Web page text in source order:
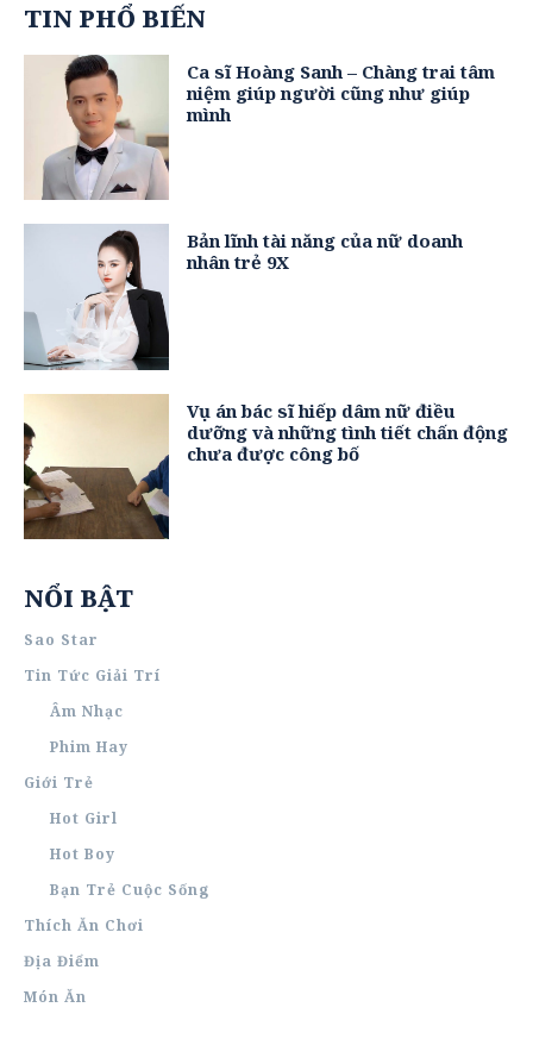
TIN PHỔ BIẾN
Ca sĩ Hoàng Sanh – Chàng trai tâm
niệm giúp người cũng như giúp
mình
Bản lĩnh tài năng của nữ doanh
nhân trẻ 9X
Vụ án bác sĩ hiếp dâm nữ điều
dưỡng và những tình tiết chấn động
chưa được công bố
NỔI BẬT
Sao Star
Tin Tức Giải Trí
Âm Nhạc
Phim Hay
Giới Trẻ
Hot Girl
Hot Boy
Bạn Trẻ Cuộc Sống
Thích Ăn Chơi
Địa Điểm
Món Ăn